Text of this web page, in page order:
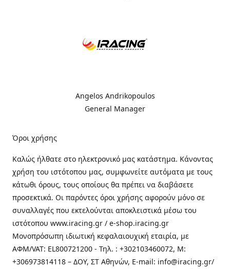
Angelos Andrikopoulos
General Manager
Όροι χρήσης
Καλώς ήλθατε στo ηλεκτρονικό μας κατάστημα. Κάνοντας
χρήση του ιστότοπου μας, συμφωνείτε αυτόματα με τους
κάτωθι όρους, τους οποίους θα πρέπει να διαβάσετε
προσεκτικά. Οι παρόντες όροι χρήσης αφορούν μόνο σε
συναλλαγές που εκτελούνται αποκλειστικά μέσω του
ιστότοπου www.iracing.gr / e-shop.iracing.gr
Μονοπρόσωπη ιδιωτική κεφαλαιουχική εταιρία, με
ΑΦΜ/VAT: EL800721200 - Τηλ. : +302103460072, M:
+306973814118 – ΔΟΥ, ΣΤ Αθηνών, E-mail: info@iracing.gr/